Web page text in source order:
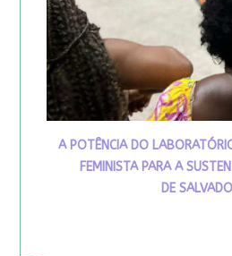
A POTÊNCIA DO
FEMINISTA PARA A
DE